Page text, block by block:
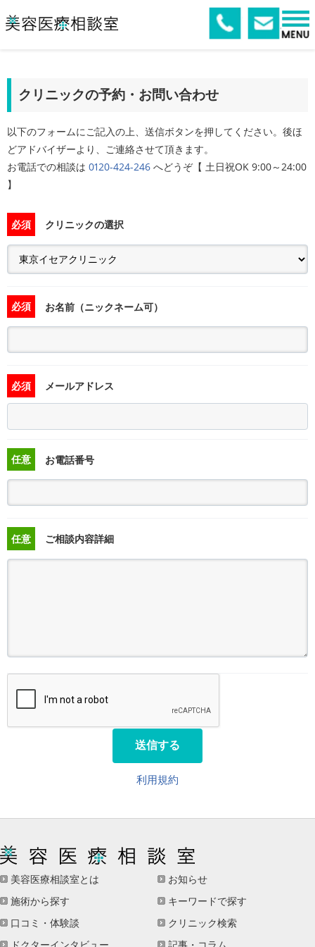
クリニックの予約・お問い合わせ
以下のフォームにご記入の上、送信ボタンを押してください。後ほ
どアドバイザーより、ご連絡させて頂きます。
お電話での相談は 0120-424-246 へどうぞ【 土日祝OK 9:00～24:00
】
必須 クリニックの選択
必須 お名前（ニックネーム可）
必須 メールアドレス
任意 お電話番号
任意 ご相談内容詳細
送信する
利用規約
美容医療相談室とは
お知らせ
施術から探す
キーワードで探す
口コミ・体験談
クリニック検索
ドクターインタビュー
記事・コラム